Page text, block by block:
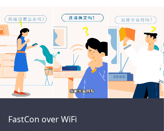
智慧办公
智慧会所
ꀂ 产品中心
ꀂ 智能模组
视频中心
Mute Loaded:
0%
0%
FastCon over WiFi